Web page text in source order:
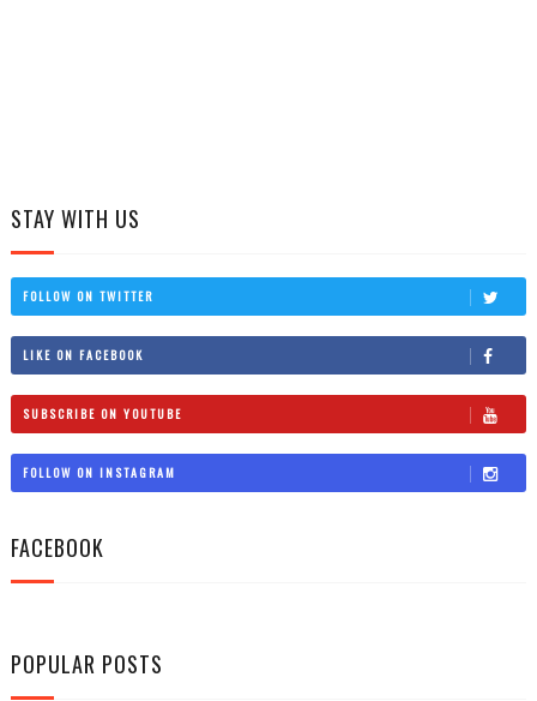
STAY WITH US
FOLLOW ON TWITTER
LIKE ON FACEBOOK
SUBSCRIBE ON YOUTUBE
FOLLOW ON INSTAGRAM
FACEBOOK
POPULAR POSTS